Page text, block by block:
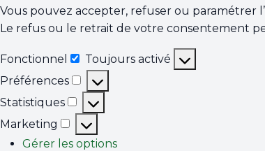
Vous pouvez accepter, refuser ou paramétrer
Le refus ou le retrait de votre consentement
Fonctionnel
Fonctionnel
Toujours activé
Préférences
Préférences
Statistiques
Statistiques
Marketing
Marketing
Gérer les options